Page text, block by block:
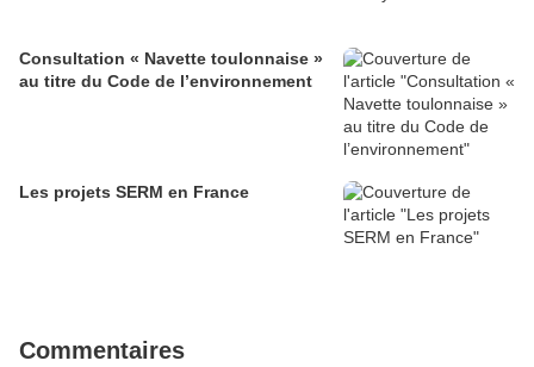
Consultation « Navette toulonnaise »
au titre du Code de l’environnement
Les projets SERM en France
Commentaires